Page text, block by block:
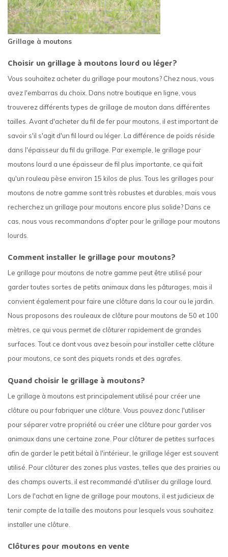
Grillage à moutons
Choisir un grillage à moutons lourd ou léger?
Vous souhaitez acheter du grillage pour moutons? Chez nous, vous
avez l'embarras du choix. Dans notre boutique en ligne, vous
trouverez différents types de grillage de mouton dans différentes
tailles. Avant d'acheter du fil de fer pour moutons, il est important de
savoir s'il s'agit d'un fil lourd ou léger. La différence de poids réside
dans l'épaisseur du fil du grillage. Par exemple, le grillage pour
moutons lourd a une épaisseur de fil plus importante, ce qui fait
qu'un rouleau pèse environ 15 kilos de plus. Tous les grillages pour
moutons de notre gamme sont très robustes et durables, mais vous
recherchez un grillage pour moutons encore plus solide? Dans ce
cas, nous vous recommandons d'opter pour le grillage pour moutons
lourds.
Comment installer le grillage pour moutons?
Le grillage pour moutons de notre gamme peut être utilisé pour
garder toutes sortes de petits animaux dans les pâturages, mais il
convient également pour faire une clôture dans la cour ou le jardin.
Nous proposons des rouleaux de clôture pour moutons de 50 et 100
mètres, ce qui vous permet de clôturer rapidement de grandes
surfaces. Tout ce dont vous avez besoin pour installer cette clôture
pour moutons, ce sont des piquets ronds et des agrafes.
Quand choisir le grillage à moutons?
Le grillage à moutons est principalement utilisé pour créer une
clôture ou pour fabriquer une clôture. Vous pouvez donc l'utiliser
pour séparer votre propriété ou créer une clôture pour garder vos
animaux dans une certaine zone. Pour clôturer de petites surfaces
afin de garder le petit bétail à l'intérieur, le grillage léger est souvent
utilisé. Pour clôturer des zones plus vastes, telles que des prairies ou
des champs ouverts, il est recommandé d'utiliser du grillage lourd.
Lors de l'achat en ligne de grillage pour moutons, il est judicieux de
tenir compte de la taille des moutons pour lesquels vous souhaitez
installer une clôture.
Clôtures pour moutons en vente